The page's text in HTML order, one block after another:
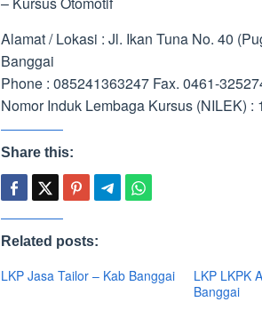
Alamat / Lokasi : Jl. Ikan Tuna No. 40
Banggai
Phone : 085241363247 Fax. 0461-
Nomor Induk Lembaga Kursus (NILEK) :
Share this:
Related posts:
LKP Jasa Tailor – Kab Banggai
LKP LKPK
Banggai